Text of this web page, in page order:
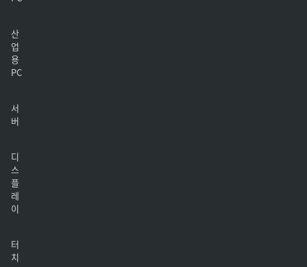
산
업
용
PC
서
버
디
스
플
레
이
터
치